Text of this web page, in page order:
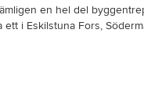
en hel del
i Eskilstuna Fors,